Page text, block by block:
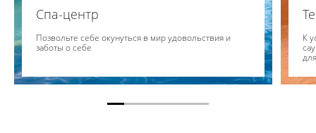
Спа-центр
Позвольте себе окунуться в мир удовольствия и
заботы о себе
К